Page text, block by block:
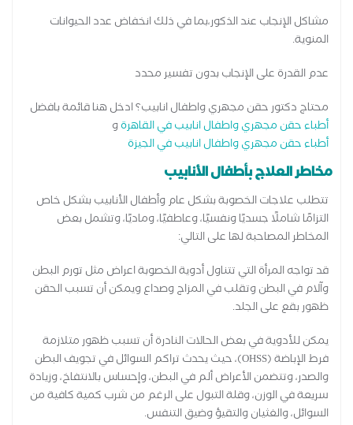
مشاكل الإنجاب عند الذكور،بما في ذلك انخفاض عدد الحيوانات
المنوية.
عدم القدرة على الإنجاب بدون تفسير محدد
محتاج دكتور حقن مجهري واطفال انابيب؟ ادخل هنا قائمة بافضل
أطباء حقن مجهري واطفال انابيب في القاهرةو
أطباء حقن مجهري واطفال انابيب في الجيزة
مخاطر العلاج بأطفال الأنابيب
تتطلب علاجات الخصوبة بشكل عام وأطفال الأنابيب بشكل خاص
التزامًا شاملًا جسديًا ونفسيًا، وعاطفيًا، وماديًا، وتشمل بعض
المخاطر المصاحبة لها على التالي:
قد تواجه المرأة التي تتناول أدوية الخصوبة اعراض مثل تورم البطن
وآلام في البطن وتقلب في المزاج وصداع ويمكن أن تسبب الحقن
ظهور بقع على الجلد.
يمكن للأدوية في بعض الحالات النادرة أن تسبب ظهور متلازمة
فرط الإباضة (OHSS)، حيث يحدث تراكم السوائل في تجويف البطن
والصدر، وتتضمن الأعراض ألم في البطن، وإحساس بالانتفاخ، وزيادة
سريعة في الوزن، وقلة التبول على الرغم من شرب كمية كافية من
السوائل، والغثيان والتقيؤ وضيق التنفس.